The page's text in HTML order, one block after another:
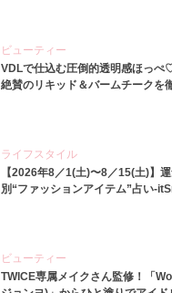
ビューティー
VDLで仕込む圧倒的透明感ほっぺ
絶賛のリキッド＆バームチークを
ライフスタイル
【2026年8／1(土)〜8／15(土)】
別“ファッションアイテム”占い-
ビューティー
TWICE専属メイクさん監修！「